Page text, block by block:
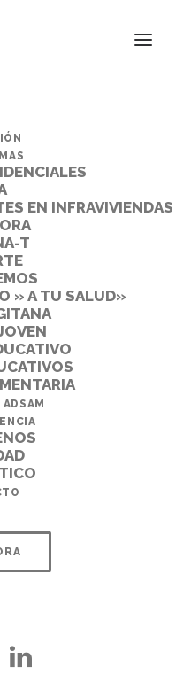
EN INFRAVIVIENDAS
T
» A TU SALUD»